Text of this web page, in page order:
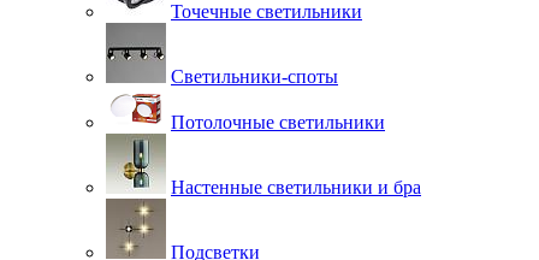
Точечные светильники
Светильники-споты
Потолочные светильники
Настенные светильники и бра
Подсветки